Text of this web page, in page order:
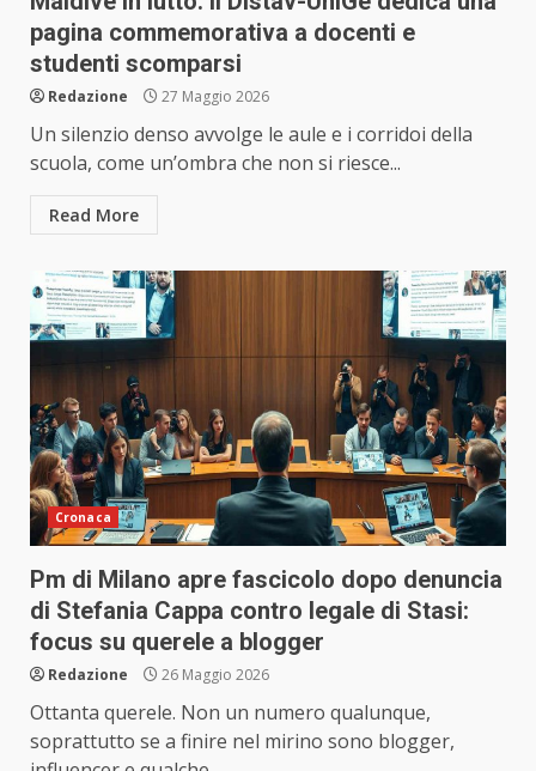
pagina commemorativa a docenti e
studenti scomparsi
Redazione 27 Maggio 2026
Un silenzio denso avvolge le aule e i corridoi della
scuola, come un’ombra che non si riesce...
Read More
Cronaca
Pm di Milano apre fascicolo dopo denuncia
di Stefania Cappa contro legale di Stasi:
focus su querele a blogger
Redazione 26 Maggio 2026
Ottanta querele. Non un numero qualunque,
soprattutto se a finire nel mirino sono blogger,